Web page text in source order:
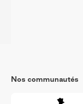
Nos communautés